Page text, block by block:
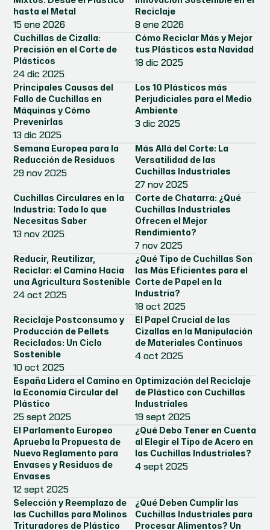
hasta el Metal
15 ene 2026
Reciclaje
8 ene 2026
Cuchillas de Cizalla:
Precisión en el Corte de
Plásticos
24 dic 2025
Cómo Reciclar Más y Mejor
tus Plásticos esta Navidad
18 dic 2025
Principales Causas del
Fallo de Cuchillas en
Máquinas y Cómo
Prevenirlas
13 dic 2025
Los 10 Plásticos más
Perjudiciales para el Medio
Ambiente
3 dic 2025
Semana Europea para la
Reducción de Residuos
29 nov 2025
Más Allá del Corte: La
Versatilidad de las
Cuchillas Industriales
27 nov 2025
Cuchillas Circulares en la
Industria: Todo lo que
Necesitas Saber
13 nov 2025
Corte de Chatarra: ¿Qué
Cuchillas Industriales
Ofrecen el Mejor
Rendimiento?
7 nov 2025
Reducir, Reutilizar,
Reciclar: el Camino Hacia
una Agricultura Sostenible
24 oct 2025
¿Qué Tipo de Cuchillas Son
las Más Eficientes para el
Corte de Papel en la
Industria?
18 oct 2025
Reciclaje Postconsumo y
Producción de Pellets
Reciclados: Un Ciclo
Sostenible
10 oct 2025
El Papel Crucial de las
Cizallas en la Manipulación
de Materiales Continuos
4 oct 2025
España Lidera el Camino en
la Economía Circular del
Plástico
25 sept 2025
Optimización del Reciclaje
de Plástico con Cuchillas
Industriales
19 sept 2025
El Parlamento Europeo
Aprueba la Propuesta de
Nuevo Reglamento para
Envases y Residuos de
Envases
12 sept 2025
¿Qué Debo Tener en Cuenta
al Elegir el Tipo de Acero en
las Cuchillas Industriales?
4 sept 2025
Selección y Reemplazo de
las Cuchillas para Molinos
Trituradores de Plástico
¿Qué Deben Cumplir las
Cuchillas Industriales para
Procesar Alimentos? Un